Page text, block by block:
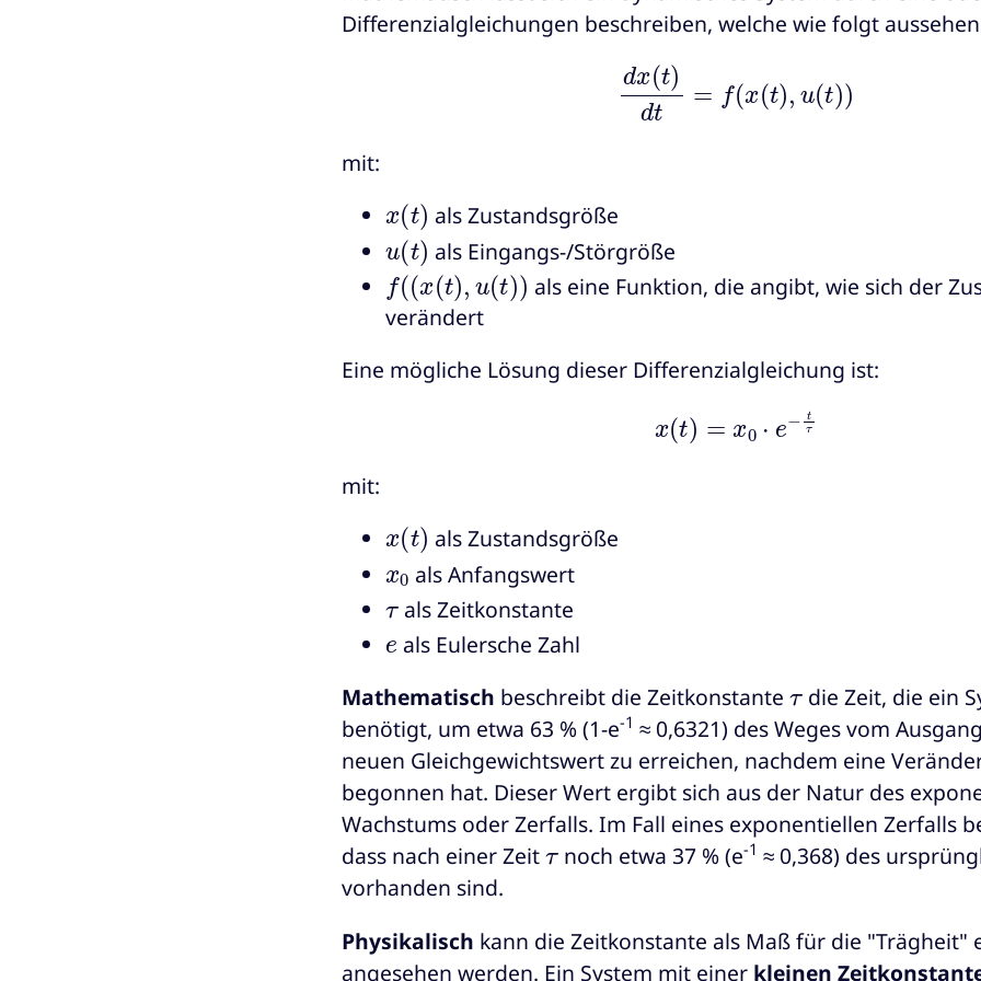
Differenzialgleichungen beschreiben, welche wie folgt
dx(t
mit:
(t )
als Zustandsgröße
u(t)
als Eingangs-/Störgröße
f((x( t),u(t))
als eine Funktion, die angibt, wie sich der
verändert
Eine mögliche Lösung dieser Differenzialgleichung ist:
x(t tτ
mit:
(t )
als Zustandsgröße
x0
als Anfangswert
τ
als Zeitkonstante
e
als Eulersche Zahl
Mathematisch beschreibt die Zeitkonstante
die Zeit, die ein
benötigt, um etwa 63 % (1-e-1 ≈ 0,6321) des Weges vom
neuen Gleichgewichtswert zu erreichen, nachdem eine
begonnen hat. Dieser Wert ergibt sich aus der Natur des
Wachstums oder Zerfalls. Im Fall eines exponentiellen Zerfalls
dass nach einer Zeit
τ
noch etwa 37 % (e-1 ≈ 0,368) des
vorhanden sind.
Physikalisch kann die Zeitkonstante als Maß für die "Trägheit"
angesehen werden. Ein System mit einer kleinen